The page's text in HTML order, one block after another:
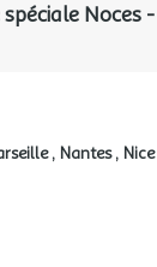
Nantes Nice